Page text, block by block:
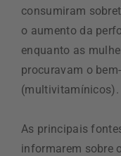
consumiram
o aumento da
enquanto as
procuravam o
(multivitamínicos).
As principais
informarem sobre